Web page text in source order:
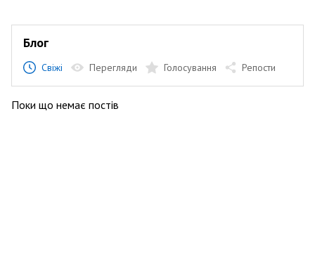
Блог
Свіжі Перегляди Голосування Репости
Поки що немає постів